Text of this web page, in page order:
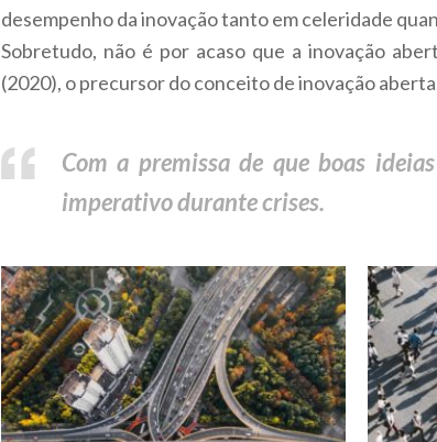
desempenho da inovação tanto em celeridade
Sobretudo, não é por acaso que a inovação
(2020), o precursor do conceito de inovação
Com a premissa de que boas
imperativo durante crises.